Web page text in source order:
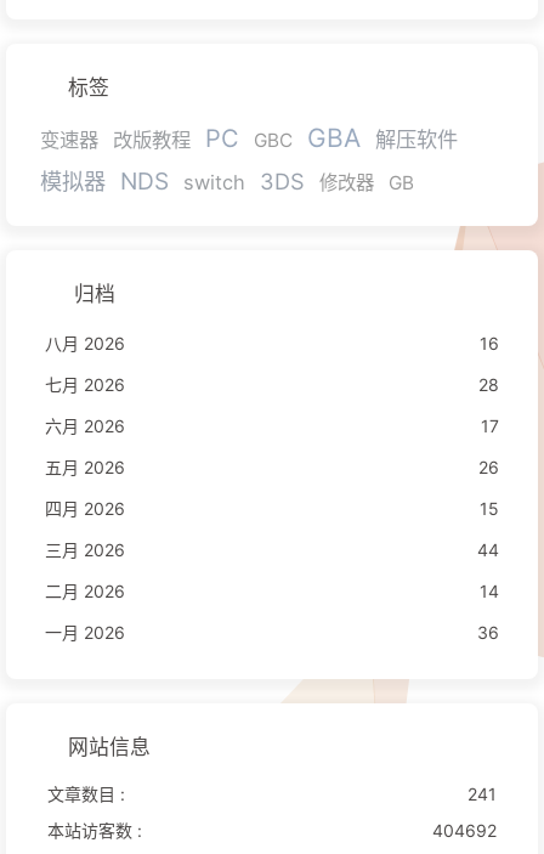
标签
变速器 改版教程 PC GBC GBA 解压软件
模拟器 NDS switch 3DS 修改器 GB
归档
八月 2026
16
七月 2026
28
六月 2026
17
五月 2026
26
四月 2026
15
三月 2026
44
二月 2026
14
一月 2026
36
网站信息
文章数目 :
241
本站访客数 :
404692